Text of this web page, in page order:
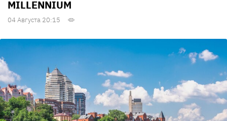
MILLENNIUM
04 Августа 20:15